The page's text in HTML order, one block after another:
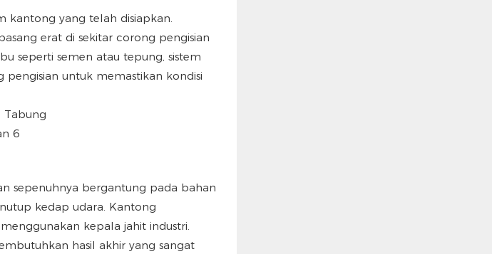
kantong yang telah disiapkan.
erat di sekitar corong pengisian
seperti semen atau tepung, sistem
untuk memastikan kondisi
sepenuhnya bergantung pada bahan
kedap udara. Kantong
kepala jahit industri.
hasil akhir yang sangat